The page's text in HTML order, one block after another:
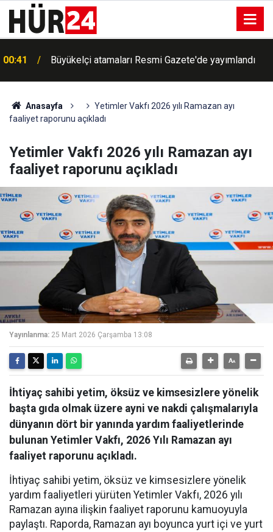
00:41 Büyükelçi atamaları Resmi Gazete'de yayımlandı
Anasayfa
Yetimler Vakfı 2026 yılı Ramazan ayı
faaliyet raporunu açıkladı
Yetimler Vakfı 2026 yılı Ramazan ayı
faaliyet raporunu açıkladı
Yayınlanma: 25 Mart 2026 Çarşamba 13:08
İhtiyaç sahibi yetim, öksüz ve kimsesizlere yönelik
başta gıda olmak üzere ayni ve nakdi çalışmalarıyla
dünyanın dört bir yanında yardım faaliyetlerinde
bulunan Yetimler Vakfı, 2026 Yılı Ramazan ayı
faaliyet raporunu açıkladı.
İhtiyaç sahibi yetim, öksüz ve kimsesizlere yönelik
yardım faaliyetleri yürüten Yetimler Vakfı, 2026 yılı
Ramazan ayına ilişkin faaliyet raporunu kamuoyuyla
paylaştı. Raporda, Ramazan ayı boyunca yurt içi ve yurt